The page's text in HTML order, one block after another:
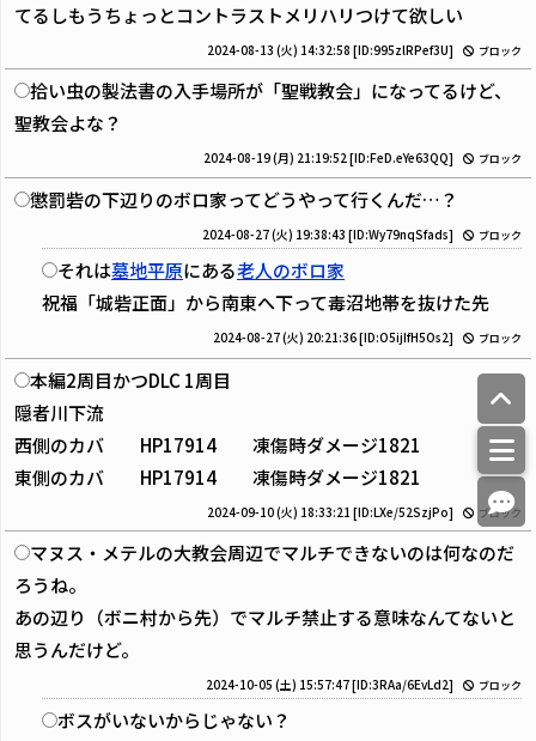
てるしもうちょっとコントラストメリハリつけて欲しい
2024-08-13 (火) 14:32:58 [ID:995zlRPef3U] ブロック
拾い虫の製法書の入手場所が「聖戦教会」になってるけど、
聖教会よな？
2024-08-19 (月) 21:19:52[ID:FeD.eYe63QQ] ブロック
懲罰砦の下辺りのボロ家ってどうやって行くんだ…？
2024-08-27 (火) 19:38:43 [ID:Wy79nqSfads] ブロック
それは墓地平原にある老人のボロ家
祝福「城砦正面」から南東へ下って毒沼地帯を抜けた先
2024-08-27 (火) 20:21:36[ID:O5ijIfH5Os2] ブロック
本編2周目かつDLC 1周目
隠者川下流
西側のカバ HP17914 凍傷時ダメージ1821
東側のカバ HP17914 凍傷時ダメージ1821
2024-09-10 (火) 18:33:21 [ID:LXe/52SzjPo] ブロック
マヌス・メテルの大教会周辺でマルチできないのは何なのだ
ろうね。
あの辺り（ボニ村から先）でマルチ禁止する意味なんてないと
思うんだけど。
2024-10-05 (土) 15:57:47[ID:3RAa/6EvLd2] ブロック
ボスがいないからじゃない？